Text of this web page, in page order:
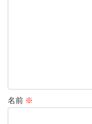
名前 ※